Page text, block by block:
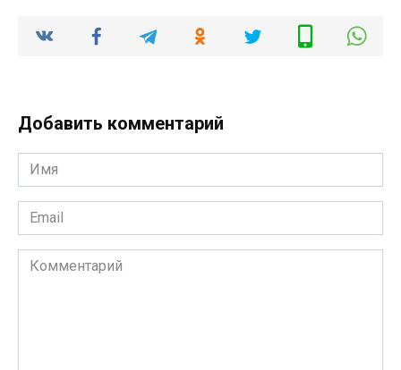
Добавить комментарий
Имя
*
Email
*
Комментарий